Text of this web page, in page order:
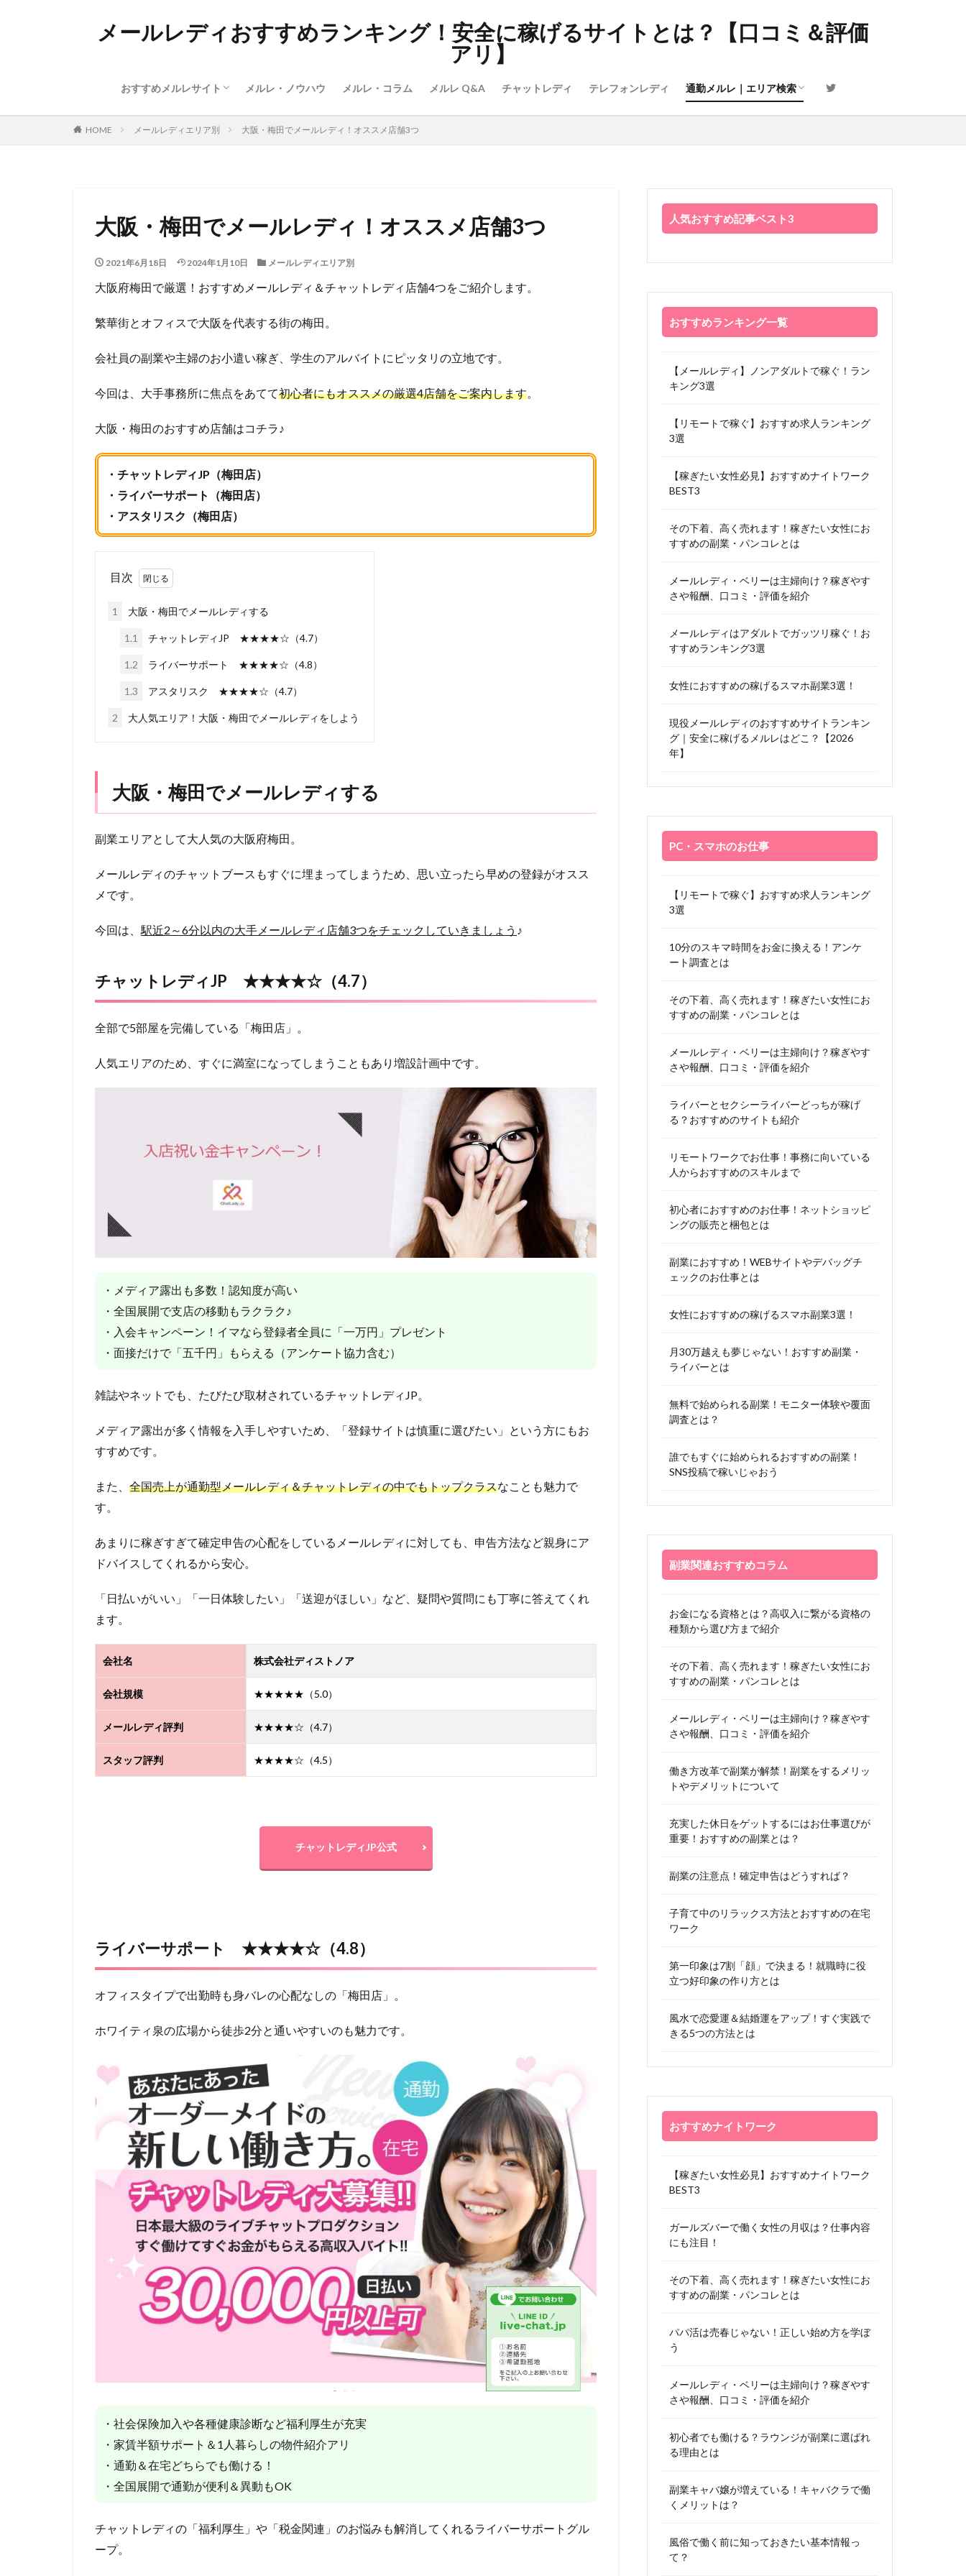
メールレディおすすめランキング！安全に稼げるサイトとは？【口コミ＆評価
アリ】
おすすめメルレサイト
ガールズチャット
any（エニィ）
クレア
グラン
モコム
ファム
キャンディトーク
キューティーワーク
ビーボ
ライブでゴーゴー
チャットピア
フラン
ガールズワーカー
ボイフル
miu
キャッチミートーク
ベリー
メルレ・ノウハウ メルレ・コラム メルレ Q&A チャットレディ テレフォンレディ 通勤メルレ｜エリア検索
東京・渋谷
東京・池袋
東京・新宿
千葉
大阪・梅田
なんば・心斎橋
京都
札幌
広島
福岡・博多
名古屋
福岡市・天神
北九州市・小倉
HOME メールレディエリア別 大阪・梅田でメールレディ！オススメ店舗3つ
大阪・梅田でメールレディ！オススメ店舗3つ
2021年6月18日 2024年1月10日 メールレディエリア別
大阪府梅田で厳選！おすすめメールレディ＆チャットレディ店舗4つをご紹介します。
繁華街とオフィスで大阪を代表する街の梅田。
会社員の副業や主婦のお小遣い稼ぎ、学生のアルバイトにピッタリの立地です。
今回は、大手事務所に焦点をあてて初心者にもオススメの厳選4店舗をご案内します。
大阪・梅田のおすすめ店舗はコチラ♪
・チャットレディJP（梅田店）
・ライバーサポート（梅田店）
・アスタリスク（梅田店）
目次
1 大阪・梅田でメールレディする
1.1 チャットレディJP ★★★★☆（4.7）
1.2 ライバーサポート ★★★★☆（4.8）
1.3 アスタリスク ★★★★☆（4.7）
2 大人気エリア！大阪・梅田でメールレディをしよう
大阪・梅田でメールレディする
副業エリアとして大人気の大阪府梅田。
メールレディのチャットブースもすぐに埋まってしまうため、思い立ったら早めの登録がオスス
メです。
今回は、 駅近2～6分以内の大手メールレディ店舗3つをチェックしていきましょう ♪
チャットレディJP ★★★★☆（4.7）
全部で5部屋を完備している「梅田店」。
人気エリアのため、すぐに満室になってしまうこともあり増設計画中です。
・メディア露出も多数！認知度が高い
・全国展開で支店の移動もラクラク♪
・入会キャンペーン！イマなら登録者全員に「一万円」プレゼント
・面接だけで「五千円」もらえる（アンケート協力含む）
雑誌やネットでも、たびたび取材されているチャットレディJP。
メディア露出が多く情報を入手しやすいため、「登録サイトは慎重に選びたい」という方にもお
すすめです。
また、 全国売上が通勤型メールレディ＆チャットレディの中でもトップクラスなことも魅力で
す。
あまりに稼ぎすぎて確定申告の心配をしているメールレディに対しても、申告方法など親身にア
ドバイスしてくれるから安心。
「日払いがいい」「一日体験したい」「送迎がほしい」など、疑問や質問にも丁寧に答えてくれ
ます。
会社名 株式会社ディストノア
会社規模 ★★★★★（5.0）
メールレディ評判 ★★★★☆（4.7）
スタッフ評判 ★★★★☆（4.5）
チャットレディJP公式
ライバーサポート ★★★★☆（4.8）
オフィスタイプで出勤時も身バレの心配なしの「梅田店」。
ホワイティ泉の広場から徒歩2分と通いやすいのも魅力です。
・社会保険加入や各種健康診断など福利厚生が充実
・家賃半額サポート＆1人暮らしの物件紹介アリ
・通勤＆在宅どちらでも働ける！
・全国展開で通勤が便利＆異動もOK
チャットレディの「福利厚生」や「税金関連」のお悩みも解消してくれるライバーサポートグル
ープ。
人気おすすめ記事ベスト3
おすすめランキング一覧
【メールレディ】ノンアダルトで稼ぐ！ラン
キング3選
【リモートで稼ぐ】おすすめ求人ランキング
3選
【稼ぎたい女性必見】おすすめナイトワーク
BEST3
その下着、高く売れます！稼ぎたい女性にお
すすめの副業・パンコレとは
メールレディ・ベリーは主婦向け？稼ぎやす
さや報酬、口コミ・評価を紹介
メールレディはアダルトでガッツリ稼ぐ！お
すすめランキング3選
女性におすすめの稼げるスマホ副業3選！
現役メールレディのおすすめサイトランキン
グ｜安全に稼げるメルレはどこ？【2026
年】
PC・スマホのお仕事
【リモートで稼ぐ】おすすめ求人ランキング
3選
10分のスキマ時間をお金に換える！アンケ
ート調査とは
その下着、高く売れます！稼ぎたい女性にお
すすめの副業・パンコレとは
メールレディ・ベリーは主婦向け？稼ぎやす
さや報酬、口コミ・評価を紹介
ライバーとセクシーライバーどっちが稼げ
る？おすすめのサイトも紹介
リモートワークでお仕事！事務に向いている
人からおすすめのスキルまで
初心者におすすめのお仕事！ネットショッピ
ングの販売と梱包とは
副業におすすめ！WEBサイトやデバッグチ
ェックのお仕事とは
女性におすすめの稼げるスマホ副業3選！
月30万越えも夢じゃない！おすすめ副業・
ライバーとは
無料で始められる副業！モニター体験や覆面
調査とは？
誰でもすぐに始められるおすすめの副業！
SNS投稿で稼いじゃおう
副業関連おすすめコラム
お金になる資格とは？高収入に繋がる資格の
種類から選び方まで紹介
その下着、高く売れます！稼ぎたい女性にお
すすめの副業・パンコレとは
メールレディ・ベリーは主婦向け？稼ぎやす
さや報酬、口コミ・評価を紹介
働き方改革で副業が解禁！副業をするメリッ
トやデメリットについて
充実した休日をゲットするにはお仕事選びが
重要！おすすめの副業とは？
副業の注意点！確定申告はどうすれば？
子育て中のリラックス方法とおすすめの在宅
ワーク
第一印象は7割「顔」で決まる！就職時に役
立つ好印象の作り方とは
風水で恋愛運＆結婚運をアップ！すぐ実践で
きる5つの方法とは
おすすめナイトワーク
【稼ぎたい女性必見】おすすめナイトワーク
BEST3
ガールズバーで働く女性の月収は？仕事内容
にも注目！
その下着、高く売れます！稼ぎたい女性にお
すすめの副業・パンコレとは
パパ活は売春じゃない！正しい始め方を学ぼ
う
メールレディ・ベリーは主婦向け？稼ぎやす
さや報酬、口コミ・評価を紹介
初心者でも働ける？ラウンジが副業に選ばれ
る理由とは
副業キャバ嬢が増えている！キャバクラで働
くメリットは？
風俗で働く前に知っておきたい基本情報っ
て？